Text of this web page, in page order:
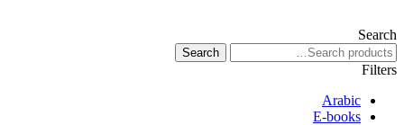
Search
Search
Filters
Arabic
E-books